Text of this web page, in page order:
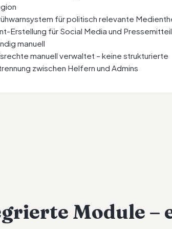
für politisch relevante
Erstellung für Social Media und
manuell
manuell verwaltet – keine strukturierte
zwischen Helfern und Admins
Module –